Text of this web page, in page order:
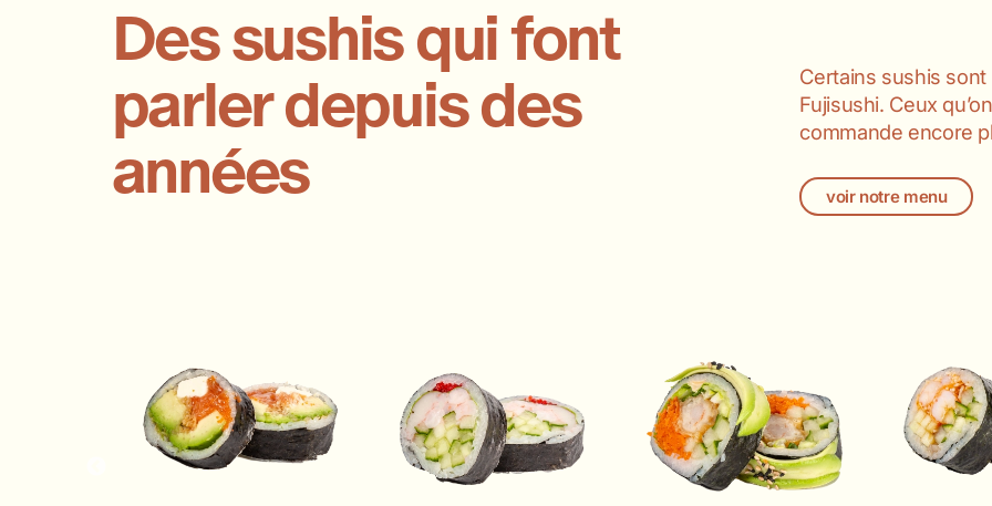
Des sushis qui font
parler depuis des
années
Certains sushis
Fujisushi. Ceux
commande encore
voir notre menu